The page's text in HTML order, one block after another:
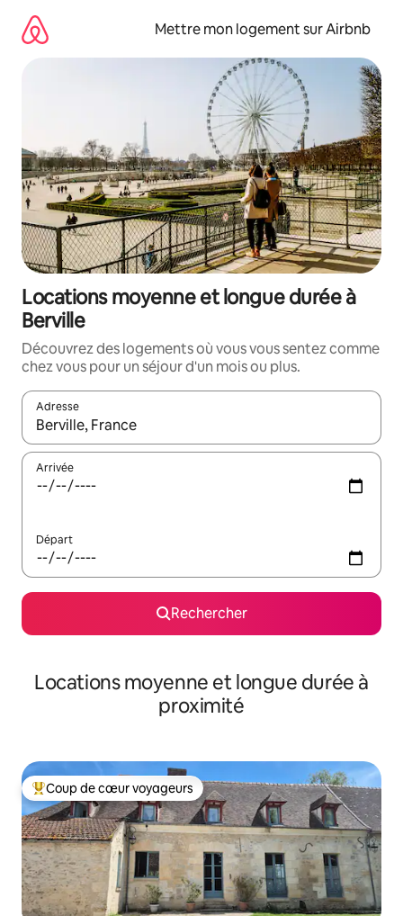
directement
Mettre mon logement sur Airbnb
Locations moyenne et longue durée à
Berville
Découvrez des logements où vous vous sentez comme
chez vous pour un séjour d'un mois ou plus.
Adresse
Lorsque les résultats s'affichent, utilisez les flèches vers le
Arrivée
Départ
Rechercher
Locations moyenne et longue durée à
proximité
Coups de cœur voyageurs les plus appréciés
Coup de cœur voyageurs